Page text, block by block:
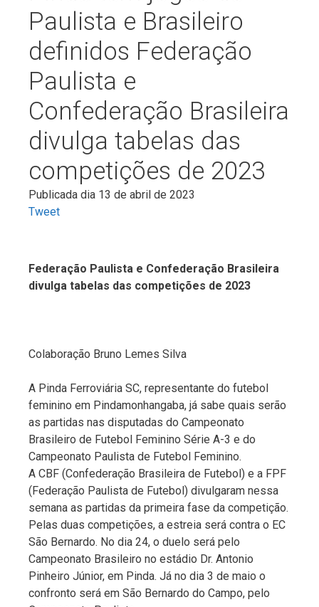
Paulista e Brasileiro
definidos Federação
Paulista e
Confederação Brasileira
divulga tabelas das
competições de 2023
Publicada dia 13 de abril de 2023
Tweet
Federação Paulista e Confederação Brasileira
divulga tabelas das competições de 2023
Colaboração Bruno Lemes Silva
A Pinda Ferroviária SC, representante do futebol
feminino em Pindamonhangaba, já sabe quais serão
as partidas nas disputadas do Campeonato
Brasileiro de Futebol Feminino Série A-3 e do
Campeonato Paulista de Futebol Feminino.
A CBF (Confederação Brasileira de Futebol) e a FPF
(Federação Paulista de Futebol) divulgaram nessa
semana as partidas da primeira fase da competição.
Pelas duas competições, a estreia será contra o EC
São Bernardo. No dia 24, o duelo será pelo
Campeonato Brasileiro no estádio Dr. Antonio
Pinheiro Júnior, em Pinda. Já no dia 3 de maio o
confronto será em São Bernardo do Campo, pelo